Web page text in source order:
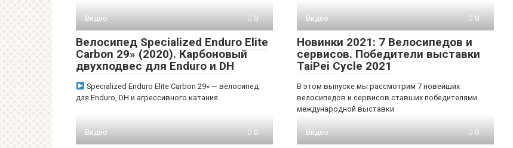
Видео 0
Велосипед Specialized Enduro Elite
Carbon 29» (2020). Карбоновый
двухподвес для Enduro и DH
Specialized Enduro Elite Carbon 29» — велосипед
для Enduro, DH и агрессивного катания.
Видео 0
Новинки 2021: 7 Велосипедов и
сервисов. Победители выставки
TaiPei Cycle 2021
В этом выпуске мы рассмотрим 7 новейших
велосипедов и сервисов ставших победителями
международной выставки
Видео 0 Видео 0